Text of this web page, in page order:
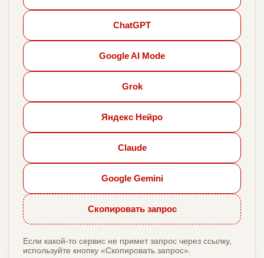
ChatGPT
Google AI Mode
Grok
Яндекс Нейро
Claude
Google Gemini
Скопировать запрос
Если какой-то сервис не примет запрос через ссылку,
используйте кнопку «Скопировать запрос».